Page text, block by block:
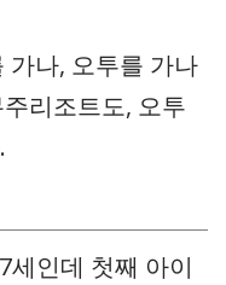
가나, 오투를 가나
리조트도, 오투
세인데 첫째 아이